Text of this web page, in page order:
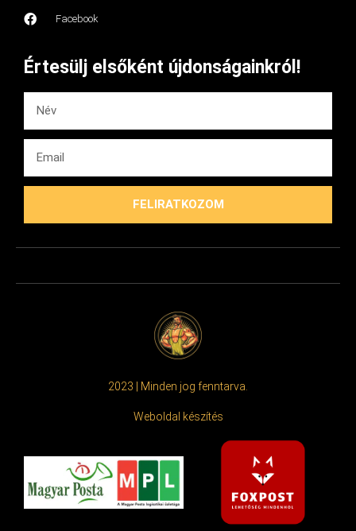
Facebook
Értesülj elsőként újdonságainkról!
FELIRATKOZOM
2023 | Minden jog fenntarva.
Weboldal készítés